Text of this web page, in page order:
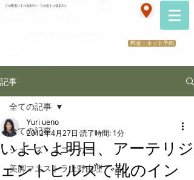
立川駅南口より徒歩5分・立川南より徒歩3分
料金・ネット予約
記事
全ての記事
シューズ・スニーカー
美脚マエストラ上野由理
全ての記事
いよいよ明日、アーテリジ
ェントヒルズで靴のイン
Yuri ueno
2012年4月27日 読了時間: 1分